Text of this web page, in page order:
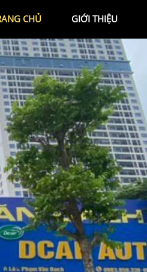
CHỦ GIỚI THIỆU